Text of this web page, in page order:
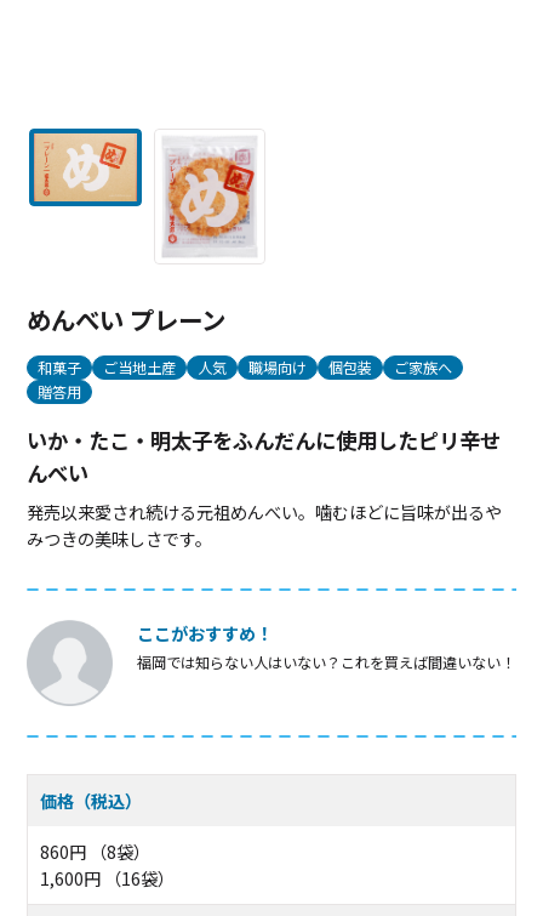
めんべい プレーン
和菓子 ご当地土産 人気 職場向け 個包装
ご家族へ
贈答用
いか・たこ・明太子をふんだんに使用したピリ辛せ
んべい
発売以来愛され続ける元祖めんべい。噛むほどに旨味が出るや
みつきの美味しさです。
ここがおすすめ！
福岡では知らない人はいない？これを買えば間違いない！
価格（税込）
860円 （8袋）
1,600円 （16袋）